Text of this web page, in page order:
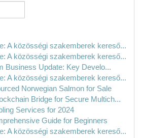
A közösségi szakemberek kereső...
A közösségi szakemberek kereső...
Business Update: Key Develo...
A közösségi szakemberek kereső...
Norwegian Salmon for Sale
Bridge for Secure Multich...
Services for 2024
Guide for Beginners
A közösségi szakemberek kereső...